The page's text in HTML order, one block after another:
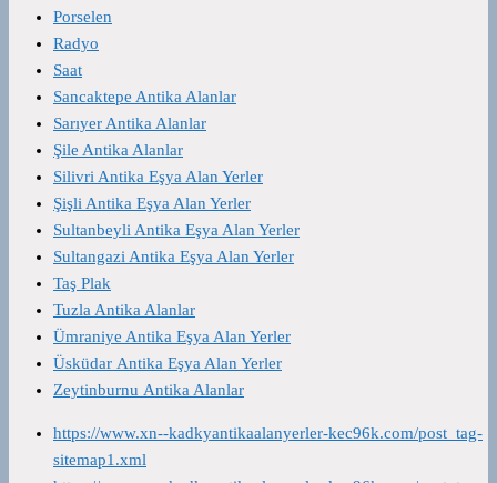
Porselen
Radyo
Saat
Sancaktepe Antika Alanlar
Sarıyer Antika Alanlar
Şile Antika Alanlar
Silivri Antika Eşya Alan Yerler
Şişli Antika Eşya Alan Yerler
Sultanbeyli Antika Eşya Alan Yerler
Sultangazi Antika Eşya Alan Yerler
Taş Plak
Tuzla Antika Alanlar
Ümraniye Antika Eşya Alan Yerler
Üsküdar Antika Eşya Alan Yerler
Zeytinburnu Antika Alanlar
https://www.xn--kadkyantikaalanyerler-kec96k.com/post_tag-
sitemap1.xml